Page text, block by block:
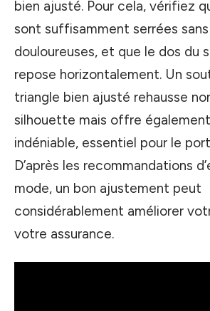
bien ajusté. Pour cela, vérifiez
sont suffisamment serrées
douloureuses, et que le dos du
repose horizontalement. Un
triangle bien ajusté rehausse
silhouette mais offre
indéniable, essentiel pour le
D’après les recommandations
mode, un bon ajustement peut
considérablement améliorer
votre assurance.